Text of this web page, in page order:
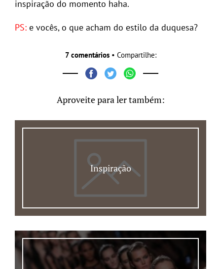
inspiração do momento haha.
PS: e vocês, o que acham do estilo da duquesa?
7 comentários• Compartilhe:
Aproveite para ler também:
Inspiração